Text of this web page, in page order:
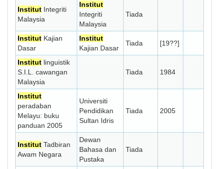
Institut Integriti
Malaysia
Institut
Integriti
Malaysia
Tiada
Institut Kajian
Dasar
Institut
Kajian Dasar
Tiada [19??]
Institut linguistik
S.I.L. cawangan
Malaysia
Tiada 1984
Institut
peradaban
Melayu: buku
panduan 2005
Universiti
Pendidikan
Sultan Idris
Tiada 2005
Institut Tadbiran
Awam Negara
Dewan
Bahasa dan
Pustaka
Tiada